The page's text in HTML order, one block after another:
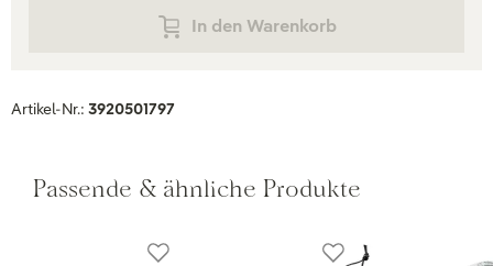
In den Warenkorb
Artikel-Nr.: 3920501797
Passende & ähnliche Produkte